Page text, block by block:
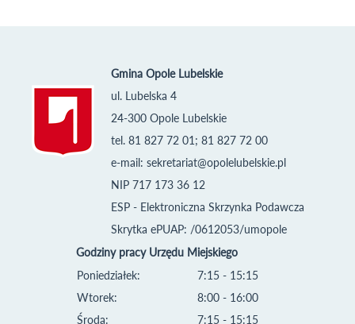
Gmina Opole Lubelskie
ul. Lubelska 4
24-300 Opole Lubelskie
tel. 81 827 72 01; 81 827 72 00
e-mail: sekretariat@opolelubelskie.pl
NIP 717 173 36 12
ESP - Elektroniczna Skrzynka Podawcza
Skrytka ePUAP: /0612053/umopole
Godziny pracy Urzędu Miejskiego
Poniedziałek:
Wtorek:
Środa:
7:15 - 15:15
8:00 - 16:00
7:15 - 15:15